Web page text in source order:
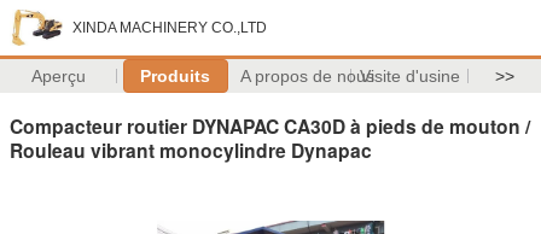
XINDA MACHINERY CO.,LTD
Aperçu Produits A propos de nousVisite d'usine >>
Compacteur routier DYNAPAC CA30D à pieds de mouton /
Rouleau vibrant monocylindre Dynapac